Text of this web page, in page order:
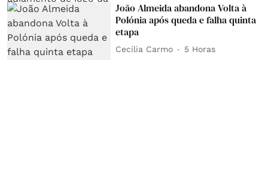
João Almeida abandona Volta à
Polónia após queda e falha quinta
etapa
Cecília Carmo 5 Horas